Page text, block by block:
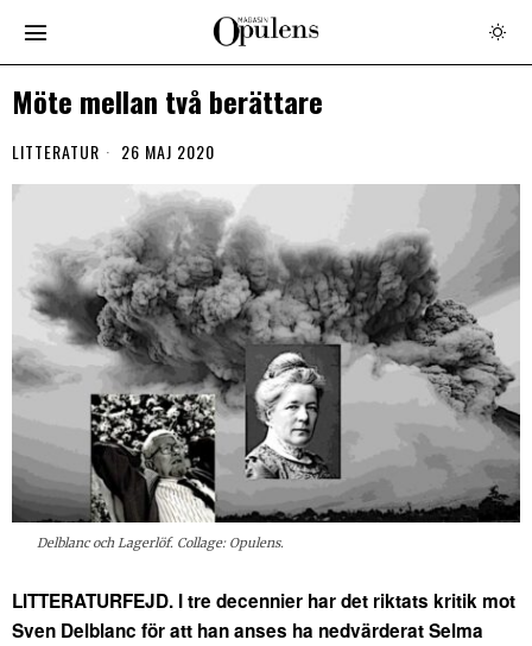
Möte mellan två berättare
LITTERATUR 26 MAJ 2020
Delblanc och Lagerlöf. Collage: Opulens.
LITTERATURFEJD. I tre decennier har det riktats kritik mot
Sven Delblanc för att han anses ha nedvärderat Selma